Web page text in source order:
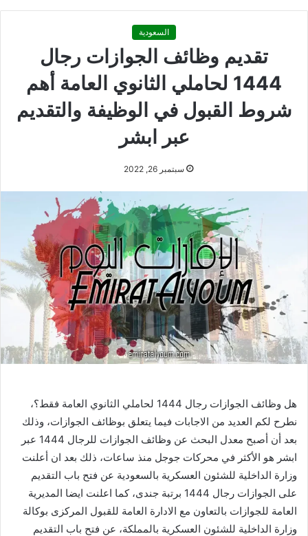
السعودية
تقديم وظائف الجوازات رجال
1444 لحاملي الثانوي العامة أهم
شروط القبول في الوظيفة والتقديم
عبر ابشر
سبتمبر 26, 2022
هل وظائف الجوازات رجال 1444 لحاملي الثانوي العامة فقط؟،
نطرح لكم العديد من الاجابات فيما يتعلق بوظائف الجوازات، وذلك
بعد أن أصبح معدل البحث عن وظائف الجوازات للرجال 1444 عبر
ابشر هو الأكثر في محركات جوجل منذ ساعات، ذلك بعد ان أعلنت
وزارة الداخلية للشئون العسكرية بالسعودية عن فتح باب التقديم
على الجوازات رجال 1444 برتبة جندى، كما اعلنت ايضا المديرية
العامة للجوازات بالتعاون مع الادارة العامة للقبول المركزى بوكالة
وزارة الداخلية للشئون العسكرية بالمملكة، عن فتح باب التقديم